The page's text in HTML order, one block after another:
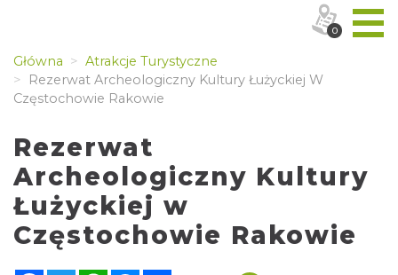
Główna
Atrakcje Turystyczne
Rezerwat Archeologiczny Kultury Łużyckiej W
Częstochowie Rakowie
Rezerwat
Archeologiczny Kultury
Łużyckiej w
Częstochowie Rakowie
0